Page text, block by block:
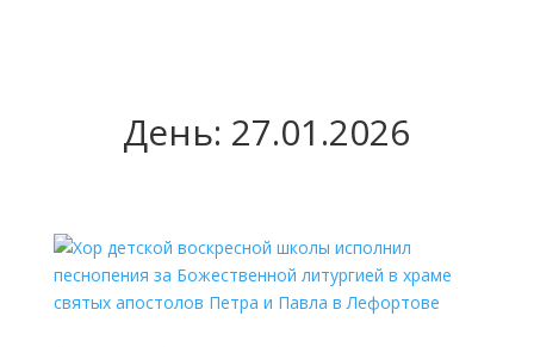
День: 27.01.2026